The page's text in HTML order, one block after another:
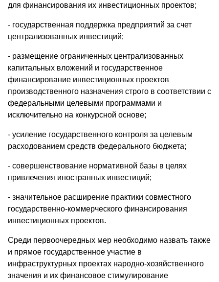
для финансирования их инвестиционных проектов;
- государственная поддержка предприятий за счет
централизованных инвестиций;
- размещение ограниченных централизованных
капитальных вложений и государственное
финансирование инвестиционных проектов
производственного назначения строго в соответствии с
федеральными целевыми программами и
исключительно на конкурсной основе;
- усиление государственного контроля за целевым
расходованием средств федерального бюджета;
- совершенствование нормативной базы в целях
привлечения иностранных инвестиций;
- значительное расширение практики совместного
государственно-коммерческого финансирования
инвестиционных проектов.
Среди первоочередных мер необходимо назвать также
и прямое государственное участие в
инфраструктурных проектах народно-хозяйственного
значения и их финансовое стимулирование